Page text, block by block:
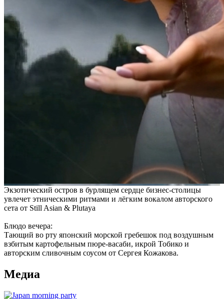
Экзотический остров в бурлящем сердце бизнес-столицы
увлечет этническими ритмами и лёгким вокалом авторского
сета от Still Asian & Plutaya
Блюдо вечера:
Тающий во рту японский морской‌ гребешок под воздушным
взбитым картофельным пюре-васаби, икрой Тобико и
авторским сливочным соусом от Сергея Кожакова.
Медиа